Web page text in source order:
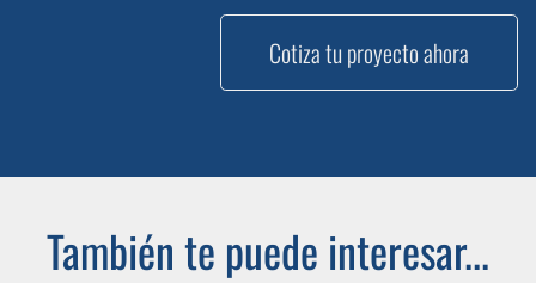
Cotiza tu proyecto ahora
También te puede interesar...